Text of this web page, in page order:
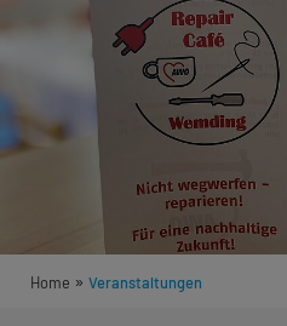
Home » Veranstaltungen